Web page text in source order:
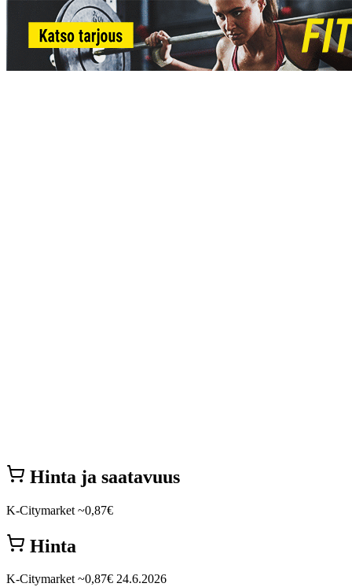
Hinta ja saatavuus
K-Citymarket ~0,87€
Hinta
K-Citymarket ~0,87€ 24.6.2026